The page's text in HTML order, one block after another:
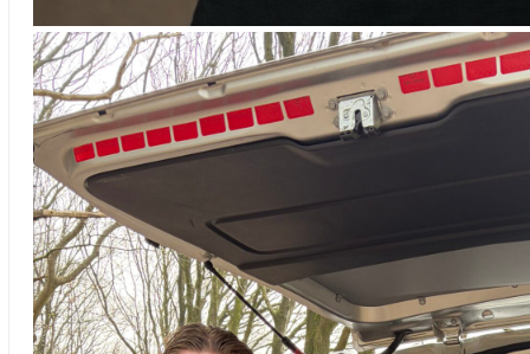
Adryanno